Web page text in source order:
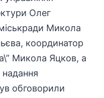
Олег
Микола
координатор
Микола Яцков, а
обговорили